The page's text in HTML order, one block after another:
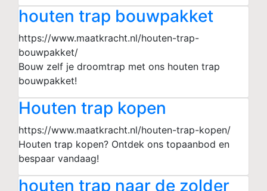
houten trap bouwpakket
https://www.maatkracht.nl/houten-trap-
bouwpakket/
Bouw zelf je droomtrap met ons houten trap
bouwpakket!
Houten trap kopen
https://www.maatkracht.nl/houten-trap-kopen/
Houten trap kopen? Ontdek ons topaanbod en
bespaar vandaag!
houten trap naar de zolder